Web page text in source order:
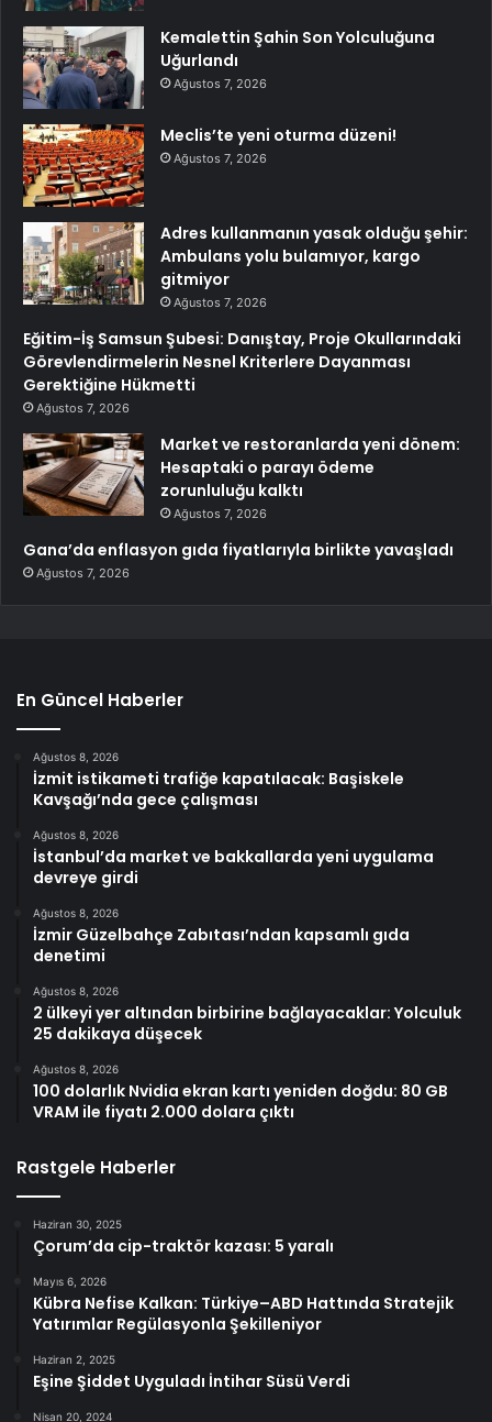
Kemalettin Şahin Son Yolculuğuna
Uğurlandı
Ağustos 7, 2026
Meclis’te yeni oturma düzeni!
Ağustos 7, 2026
Adres kullanmanın yasak olduğu şehir:
Ambulans yolu bulamıyor, kargo
gitmiyor
Ağustos 7, 2026
Eğitim-İş Samsun Şubesi: Danıştay, Proje Okullarındaki
Görevlendirmelerin Nesnel Kriterlere Dayanması
Gerektiğine Hükmetti
Ağustos 7, 2026
Market ve restoranlarda yeni dönem:
Hesaptaki o parayı ödeme
zorunluluğu kalktı
Ağustos 7, 2026
Gana’da enflasyon gıda fiyatlarıyla birlikte yavaşladı
Ağustos 7, 2026
En Güncel Haberler
Ağustos 8, 2026
İzmit istikameti trafiğe kapatılacak: Başiskele
Kavşağı’nda gece çalışması
Ağustos 8, 2026
İstanbul’da market ve bakkallarda yeni uygulama
devreye girdi
Ağustos 8, 2026
İzmir Güzelbahçe Zabıtası’ndan kapsamlı gıda
denetimi
Ağustos 8, 2026
2 ülkeyi yer altından birbirine bağlayacaklar: Yolculuk
25 dakikaya düşecek
Ağustos 8, 2026
100 dolarlık Nvidia ekran kartı yeniden doğdu: 80 GB
VRAM ile fiyatı 2.000 dolara çıktı
Rastgele Haberler
Haziran 30, 2025
Çorum’da cip-traktör kazası: 5 yaralı
Mayıs 6, 2026
Kübra Nefise Kalkan: Türkiye–ABD Hattında Stratejik
Yatırımlar Regülasyonla Şekilleniyor
Haziran 2, 2025
Eşine Şiddet Uyguladı İntihar Süsü Verdi
Nisan 20, 2024